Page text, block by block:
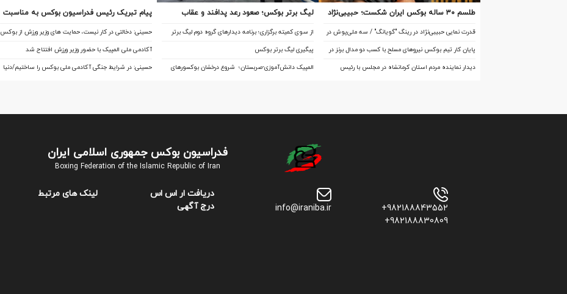
طلسم ۳۰ ساله بوکس ایران شکست؛ حبیبی‌نژاد
قدرت نمایی حبیبی‌نژاد در رینگ "گویانگ" / سه ملی‌پوش در
آستانه تاریخ‌سازی
پایان کار تیم بوکس نیروهای مسلح با کسب دو مدال برنز در
قزاقستان
دیدار نماینده مردم استان کرمانشاه در مجلس با رئیس
لیگ برتر بوکس؛ صعود رعد پدافند و عقاب
از سوی کمیته برگزاری؛ برنامه دیدارهای گروه دوم لیگ برتر
اعلام شد
پیگیری لیگ برتر بوکس
المپیک دانش‌آموزی-صربستان؛ شروع درخشان بوکسورهای
پیام تبریک رئیس فدراسیون بوکس به مناسبت
حسینی: دخالتی در کار نیست، حمایت های وزیر ورزش از بوکس
بی سابقه است/بوکس بعد از ۸۵ سال با حمایت دنیا مالی
صاحب خانه می شود
آکادمی ملی المپیک با حضور وزیر ورزش افتتاح شد
حسینی: در شرایط جنگی آکادمی ملی بوکس را ساختیم/دنیا
فدراسیون بوکس جمهوری اسلامی ایران
Boxing Federation of the Islamic Republic of Iran
+982188843552
+982188830809
info@iraniba.ir
دریافت ار اس اس
درج آگهی
لینک های مرتبط